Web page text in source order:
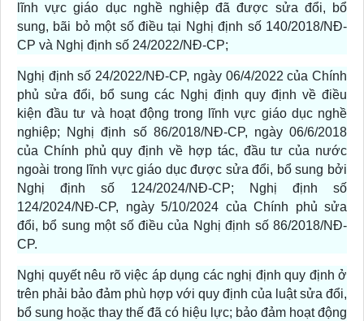
lĩnh vực giáo dục nghề nghiệp đã được sửa đổi, bổ
sung, bãi bỏ một số điều tại Nghị định số 140/2018/NĐ-
CP và Nghị định số 24/2022/NĐ-CP;
Nghị định số 24/2022/NĐ-CP, ngày 06/4/2022 của Chính
phủ sửa đổi, bổ sung các Nghị định quy định về điều
kiện đầu tư và hoạt động trong lĩnh vực giáo dục nghề
nghiệp; Nghị định số 86/2018/NĐ-CP, ngày 06/6/2018
của Chính phủ quy định về hợp tác, đầu tư của nước
ngoài trong lĩnh vực giáo dục được sửa đổi, bổ sung bởi
Nghị định số 124/2024/NĐ-CP; Nghị định số
124/2024/NĐ-CP, ngày 5/10/2024 của Chính phủ sửa
đổi, bổ sung một số điều của Nghị định số 86/2018/NĐ-
CP.
Nghị quyết nêu rõ việc áp dụng các nghị định quy định ở
trên phải bảo đảm phù hợp với quy định của luật sửa đổi,
bổ sung hoặc thay thế đã có hiệu lực; bảo đảm hoạt động